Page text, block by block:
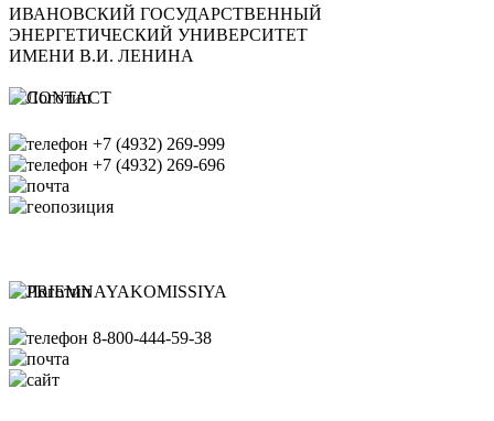
ИВАНОВСКИЙ ГОСУДАРСТВЕННЫЙ
ЭНЕРГЕТИЧЕСКИЙ УНИВЕРСИТЕТ
ИМЕНИ В.И. ЛЕНИНА
+7 (4932) 269-999
+7 (4932) 269-696
8-800-444-59-38